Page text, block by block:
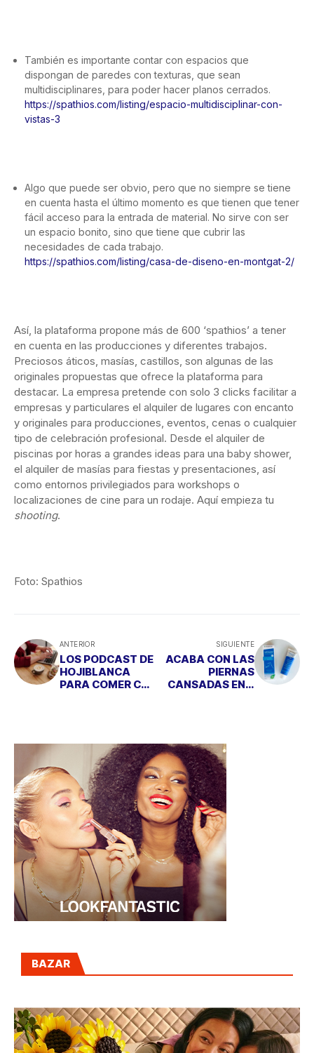
También es importante contar con espacios que
dispongan de paredes con texturas, que sean
multidisciplinares, para poder hacer planos cerrados.
https://spathios.com/listing/espacio-multidisciplinar-con-
vistas-3
Algo que puede ser obvio, pero que no siempre se tiene
en cuenta hasta el último momento es que tienen que tener
fácil acceso para la entrada de material. No sirve con ser
un espacio bonito, sino que tiene que cubrir las
necesidades de cada trabajo.
https://spathios.com/listing/casa-de-diseno-en-montgat-2/
Así, la plataforma propone más de 600 ‘spathios’ a tener
en cuenta en las producciones y diferentes trabajos.
Preciosos áticos, masías, castillos, son algunas de las
originales propuestas que ofrece la plataforma para
destacar. La empresa pretende con solo 3 clicks facilitar a
empresas y particulares el alquiler de lugares con encanto
y originales para producciones, eventos, cenas o cualquier
tipo de celebración profesional. Desde el alquiler de
piscinas por horas a grandes ideas para una baby shower,
el alquiler de masías para fiestas y presentaciones, así
como entornos privilegiados para workshops o
localizaciones de cine para un rodaje. Aquí empieza tu
shooting.
Foto: Spathios
ANTERIOR
LOS PODCAST DE
HOJIBLANCA
PARA COMER CON
SIGUIENTE
ACABA CON LAS
PIERNAS
CANSADAS EN 6
BAZAR